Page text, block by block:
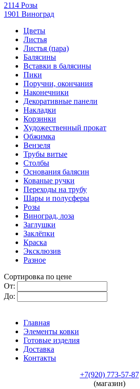
2114 Розы
1901 Виноград
Цветы
Листья
Листья (пара)
Балясины
Вставки в балясины
Пики
Поручни, окончания
Наконечники
Декоративные панели
Накладки
Корзинки
Художественный прокат
Обжимка
Вензеля
Трубы витые
Столбы
Основания балясин
Кованые ручки
Переходы на трубу
Шары и полусферы
Розы
Виноград, лоза
Заглушки
Заклёпки
Краска
Эксклюзив
Разное
Сортировка по цене
От:
До:
Главная
Элементы ковки
Готовые изделия
Доставка
Контакты
+7(920) 773-57-87
(магазин)